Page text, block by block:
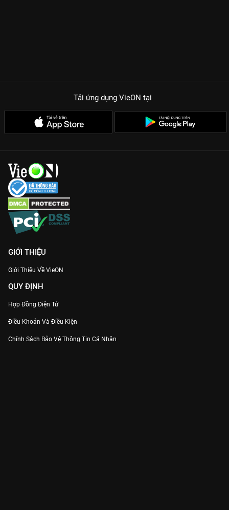
Tải ứng dụng VieON tại
GIỚI THIỆU
Giới Thiệu Về VieON
QUY ĐỊNH
Hợp Đồng Điện Tử
Điều Khoản Và Điều Kiện
Chính Sách Bảo Vệ Thông Tin Cá Nhân